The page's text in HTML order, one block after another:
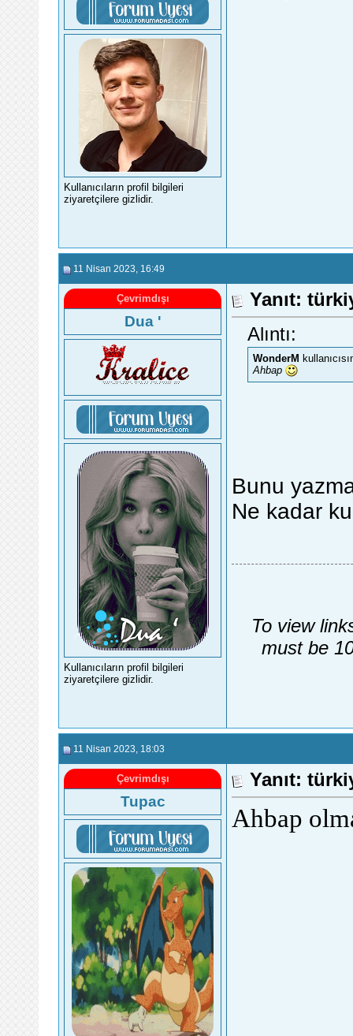
Kullanıcıların profil bilgileri
ziyaretçilere gizlidir.
11 Nisan 2023 , 16:49
Çevrimdışı
Dua '
Kullanıcıların profil bilgileri
ziyaretçilere gizlidir.
Yanıt:
Alıntı:
WonderM
Ahbap
Bunu
Ne kadar
To view
must be
11 Nisan 2023 , 18:03
Çevrimdışı
Tupac
Yanıt:
Ahbap